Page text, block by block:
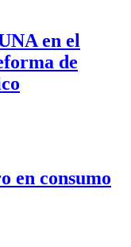
en el
de
en consumo